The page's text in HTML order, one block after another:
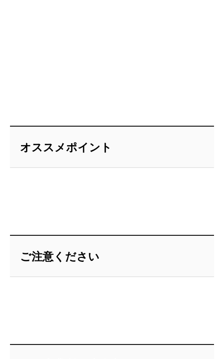
オススメポイント
ご注意ください